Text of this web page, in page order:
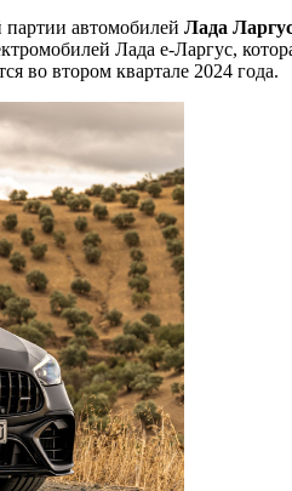
автомобилей Лада
Лада е-Ларгус,
во втором квартале 2024 года.